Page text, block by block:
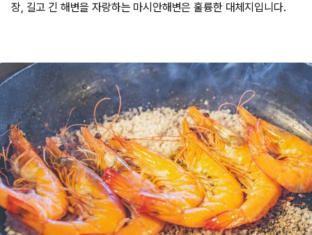
장, 길고 긴 해변을 자랑하는 마시안해변은 훌륭한 대체지입니다.​